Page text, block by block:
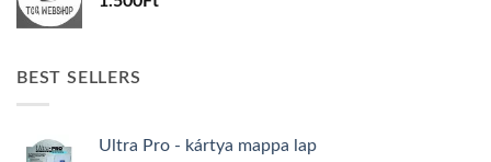
BEST SELLERS
Ultra Pro - kártya mappa lap